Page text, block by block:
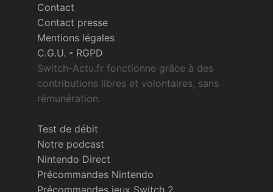
Contact
Contact presse
Mentions légales
C.G.U. - RGPD
Switch-Actu.fr fonctionne grâce à des
contributions libres et volontaires, sans
rémunération.
Test de débit
Notre podcast
Nintendo Direct
Précommandes Nintendo
Précommandes jeux Switch 2